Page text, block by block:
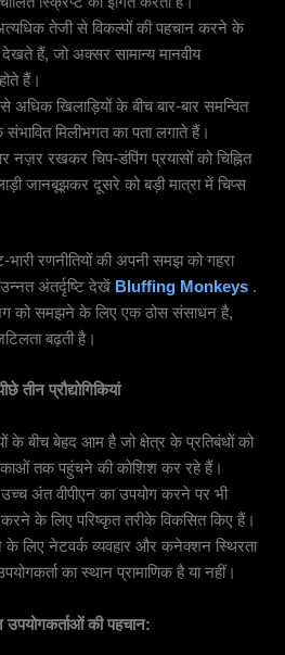
तेजी से विकल्पों की पहचान करने के
देखते हैं, जो अक्सर सामान्य मानवीय
हैं।
अधिक खिलाड़ियों के बीच बार-बार समन्वित
संभावित मिलीभगत का पता लगाते हैं।
नज़र रखकर चिप-डंपिंग प्रयासों को चिह्नित
जानबूझकर दूसरे को बड़ी मात्रा में चिप्स
रणनीतियों की अपनी समझ को गहरा
अंतर्दृष्टि देखें Bluffing Monkeys .
को समझने के लिए एक ठोस संसाधन है,
बढ़ती है।
तीन प्रौद्योगिकियां
के बीच बेहद आम है जो क्षेत्र के प्रतिबंधों को
तक पहुंचने की कोशिश कर रहे हैं।
अंत वीपीएन का उपयोग करने पर भी
के लिए परिष्कृत तरीके विकसित किए हैं।
के लिए नेटवर्क व्यवहार और कनेक्शन स्थिरता
का स्थान प्रामाणिक है या नहीं।
उपयोगकर्ताओं की पहचान: